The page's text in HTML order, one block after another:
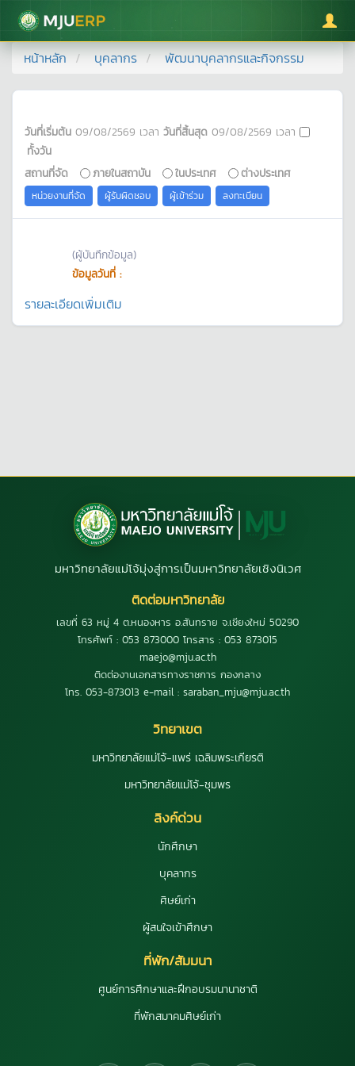
มหาวิทยาลัยแม่โจ้
หน้าหลัก บุคลากร พัฒนาบุคลากรและกิจกรรม
วันที่เริ่มต้น 09/08/2569 เวลา วันที่สิ้นสุด 09/08/2569 เวลา
ทั้งวัน
สถานที่จัด
ภายในสถาบัน ในประเทศ ต่างประเทศ
หน่วยงานที่จัด ผู้รับผิดชอบ ผู้เข้าร่วม ลงทะเบียน
(ผู้บันทึกข้อมูล)
ข้อมูลวันที่ :
รายละเอียดเพิ่มเติม
มหาวิทยาลัยแม่โจ้มุ่งสู่การเป็นมหาวิทยาลัยเชิงนิเวศ
ติดต่อมหาวิทยาลัย
เลขที่ 63 หมู่ 4 ต.หนองหาร อ.สันทราย จ.เชียงใหม่ 50290
โทรศัพท์ : 053 873000 โทรสาร : 053 873015
maejo@mju.ac.th
ติดต่องานเอกสารทางราชการ กองกลาง
โทร. 053-873013 e-mail : saraban_mju@mju.ac.th
วิทยาเขต
มหาวิทยาลัยแม่โจ้-แพร่ เฉลิมพระเกียรติ
มหาวิทยาลัยแม่โจ้-ชุมพร
ลิงค์ด่วน
นักศึกษา
บุคลากร
ศิษย์เก่า
ผู้สนใจเข้าศึกษา
ที่พัก/สัมมนา
ศูนย์การศึกษาและฝึกอบรมนานาชาติ
ที่พักสมาคมศิษย์เก่า